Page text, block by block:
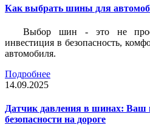
Как выбрать шины для
Выбор шин - это не
инвестиция в безопасность,
автомобиля.
Подробнее
14.09.2025
Датчик давления в шинах: Ваш
безопасности на дороге